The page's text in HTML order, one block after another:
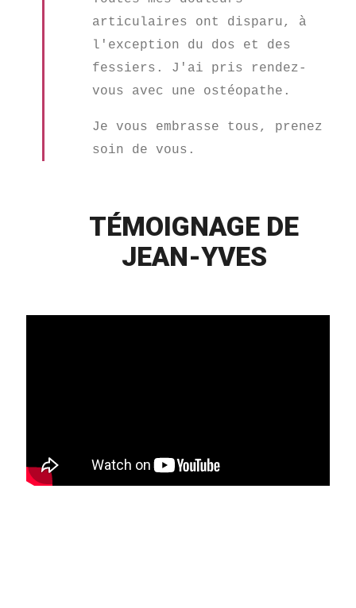
articulaires ont disparu, à
l'exception du dos et des
fessiers. J'ai pris rendez-
vous avec une ostéopathe.
Je vous embrasse tous, prenez
soin de vous.
TÉMOIGNAGE DE
JEAN-YVES